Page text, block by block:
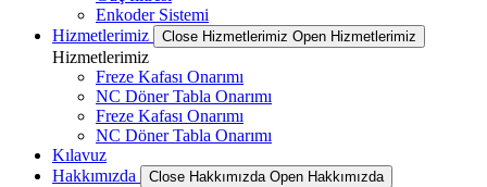
Enkoder Sistemi
Hizmetlerimiz
Close Hizmetlerimiz Open Hizmetlerimiz
Hizmetlerimiz
Freze Kafası Onarımı
NC Döner Tabla Onarımı
Freze Kafası Onarımı
NC Döner Tabla Onarımı
Kılavuz
Hakkımızda
Close Hakkımızda Open Hakkımızda